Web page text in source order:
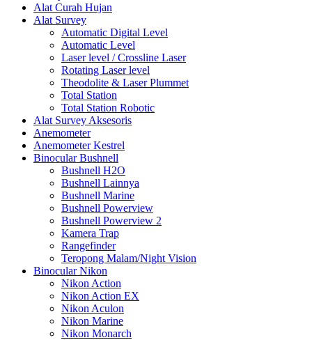
Alat Curah Hujan
Alat Survey
Automatic Digital Level
Automatic Level
Laser level / Crossline Laser
Rotating Laser level
Theodolite & Laser Plummet
Total Station
Total Station Robotic
Alat Survey Aksesoris
Anemometer
Anemometer Kestrel
Binocular Bushnell
Bushnell H2O
Bushnell Lainnya
Bushnell Marine
Bushnell Powerview
Bushnell Powerview 2
Kamera Trap
Rangefinder
Teropong Malam/Night Vision
Binocular Nikon
Nikon Action
Nikon Action EX
Nikon Aculon
Nikon Marine
Nikon Monarch